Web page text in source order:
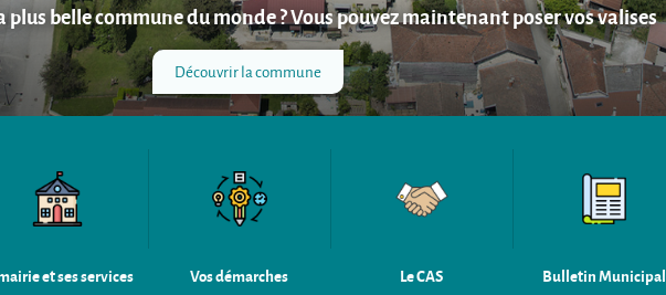
plus belle commune du monde ? Vous pouvez maintenant poser vos valises
Découvrir la commune
et ses services Vos démarches Le CAS Bulletin Municipal